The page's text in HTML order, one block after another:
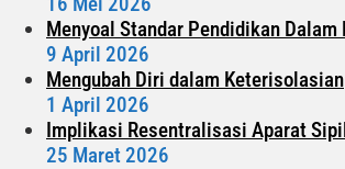
Menyoal Standar Pendidikan Dalam
9 April 2026
Mengubah Diri dalam Keterisolasian
1 April 2026
Implikasi Resentralisasi Aparat
25 Maret 2026